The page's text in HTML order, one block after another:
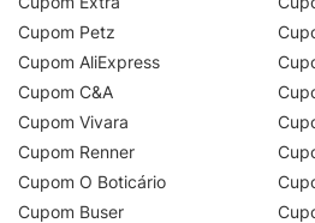
Cupom Petz
Cupom AliExpress
Cupom C&A
Cupom Vivara
Cupom Renner
Cupom O Boticário
Cupom Buser